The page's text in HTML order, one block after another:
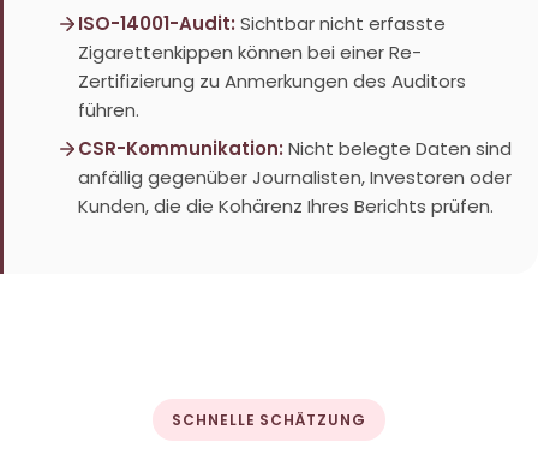
ISO-14001-Audit: Sichtbar nicht erfasste
Zigarettenkippen können bei einer Re-
Zertifizierung zu Anmerkungen des Auditors
führen.
CSR-Kommunikation: Nicht belegte Daten sind
anfällig gegenüber Journalisten, Investoren oder
Kunden, die die Kohärenz Ihres Berichts prüfen.
SCHNELLE SCHÄTZUNG